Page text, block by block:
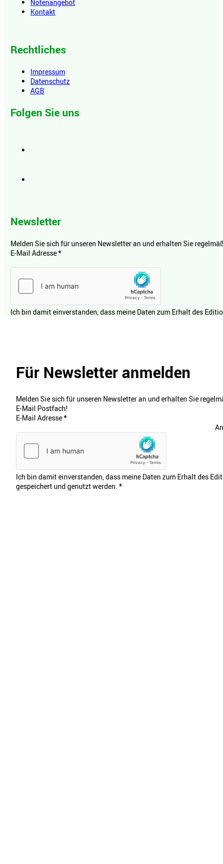
Notenangebot
Kontakt
Rechtliches
Impressum
Datenschutz
AGB
Folgen Sie uns
Newsletter
Melden Sie sich für unseren Newsletter an und erhalten Sie
E-Mail Adresse*
Ich bin damit einverstanden, dass meine Daten zum Erhalt des
Für Newsletter anmelden
Melden Sie sich für unseren Newsletter an und erhalten Sie
E-Mail Postfach!
E-Mail Adresse*
Ich bin damit einverstanden, dass meine Daten zum Erhalt des
gespeichert und genutzt werden. *